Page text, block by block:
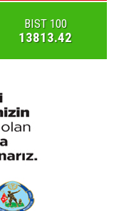
BIST 100
13813.42